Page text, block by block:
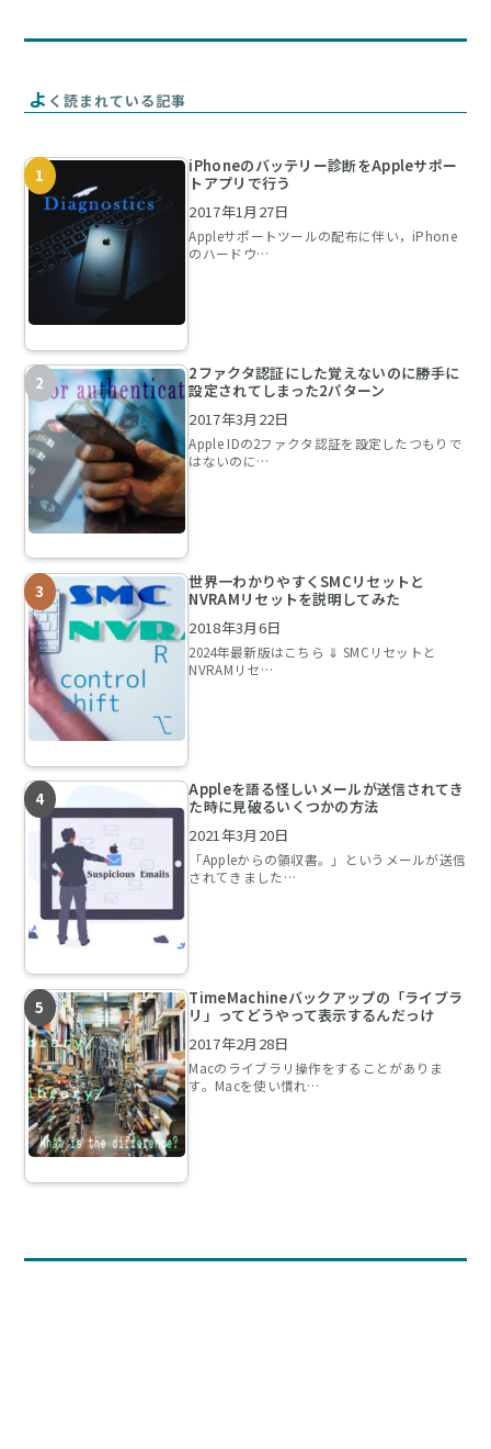
よ く読まれている記事
iPhoneのバッテリー診断をAppleサポー
トアプリで行う
2017年1月27日
Appleサポートツールの配布に伴い，iPhone
のハードウ…
2ファクタ認証にした覚えないのに勝手に
設定されてしまった2パターン
2017年3月22日
Apple IDの2ファクタ認証を設定したつもりで
はないのに…
世界一わかりやすくSMCリセットと
NVRAMリセットを説明してみた
2018年3月6日
2024年最新版はこちら ⇓ SMCリセットと
NVRAMリセ…
Appleを語る怪しいメールが送信されてき
た時に見破るいくつかの方法
2021年3月20日
「Appleからの領収書。」というメールが送信
されてきました…
TimeMachineバックアップの「ライブラ
リ」ってどうやって表示するんだっけ
2017年2月28日
Macのライブラリ操作をすることがありま
す。Macを使い慣れ…